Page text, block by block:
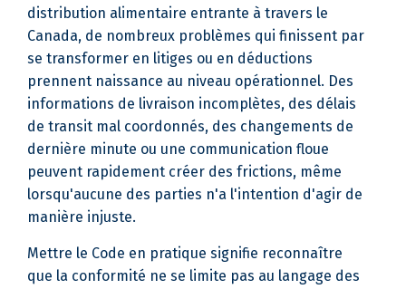
distribution alimentaire entrante à travers le
Canada, de nombreux problèmes qui finissent par
se transformer en litiges ou en déductions
prennent naissance au niveau opérationnel. Des
informations de livraison incomplètes, des délais
de transit mal coordonnés, des changements de
dernière minute ou une communication floue
peuvent rapidement créer des frictions, même
lorsqu'aucune des parties n'a l'intention d'agir de
manière injuste.
Mettre le Code en pratique signifie reconnaître
que la conformité ne se limite pas au langage des